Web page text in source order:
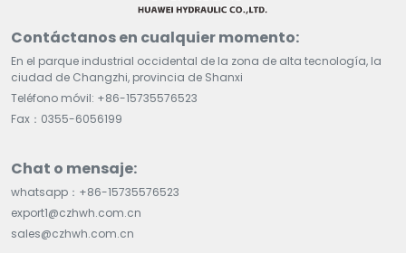
Contáctanos en cualquier momento:
En el parque industrial occidental de la zona de alta tecnología, la
ciudad de Changzhi, provincia de Shanxi
Teléfono móvil: +86-15735576523
Fax：0355-6056199
Chat o mensaje:
whatsapp：+86-15735576523
export1@czhwh.com.cn
sales@czhwh.com.cn